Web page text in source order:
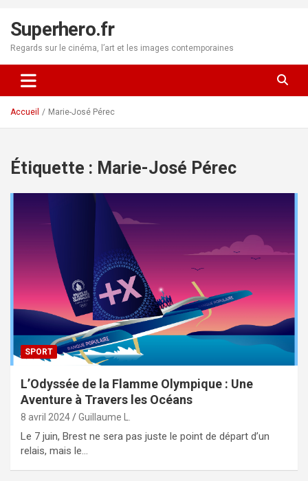
contenu
Superhero.fr
Regards sur le cinéma, l’art et les images contemporaines
Accueil Marie-José Pérec
Étiquette : Marie-José Pérec
SPORT
L’Odyssée de la Flamme Olympique : Une
Aventure à Travers les Océans
8 avril 2024 Guillaume L.
Le 7 juin, Brest ne sera pas juste le point de départ d’un
relais, mais le…